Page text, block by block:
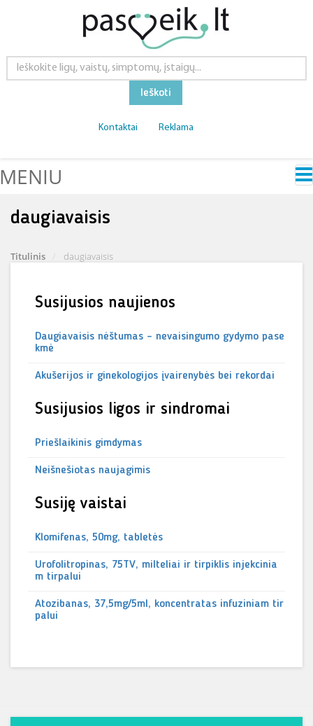
Ieškoti
Kontaktai Reklama
MENIU
daugiavaisis
Titulinis daugiavaisis
Susijusios naujienos
Daugiavaisis nėštumas – nevaisingumo gydymo pase
kmė
Akušerijos ir ginekologijos įvairenybės bei rekordai
Susijusios ligos ir sindromai
Priešlaikinis gimdymas
Neišnešiotas naujagimis
Susiję vaistai
Klomifenas, 50mg, tabletės
Urofolitropinas, 75TV, milteliai ir tirpiklis injekcinia
m tirpalui
Atozibanas, 37,5mg/5ml, koncentratas infuziniam tir
palui